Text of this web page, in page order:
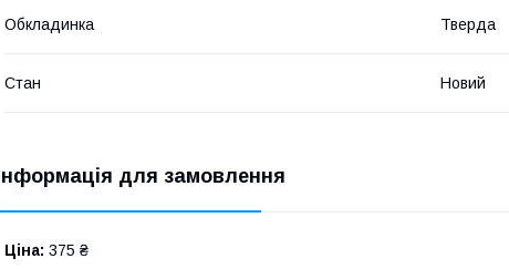
Обкладинка Тверда
Стан Новий
Інформація для замовлення
Ціна: 375 ₴